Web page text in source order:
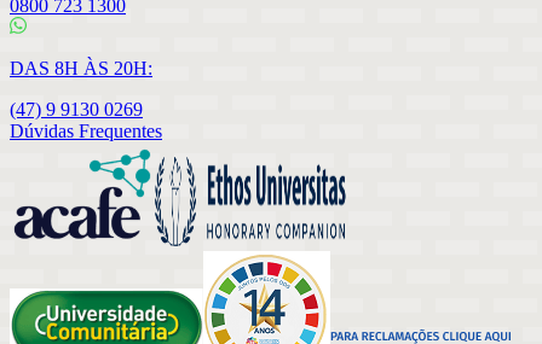
0800 723 1300
DAS 8H ÀS 20H:
(47) 9 9130 0269
Dúvidas Frequentes